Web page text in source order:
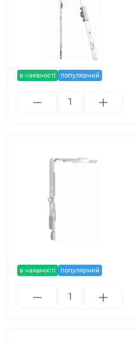
в наявності популярний
в наявності популярний